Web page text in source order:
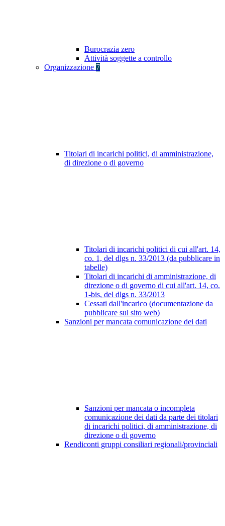
Burocrazia zero
Attività soggette a controllo
Organizzazione 7
Titolari di incarichi politici, di amministrazione,
di direzione o di governo
Titolari di incarichi politici di cui all'art. 14,
co. 1, del dlgs n. 33/2013 (da pubblicare in
tabelle)
Titolari di incarichi di amministrazione, di
direzione o di governo di cui all'art. 14, co.
1-bis, del dlgs n. 33/2013
Cessati dall'incarico (documentazione da
pubblicare sul sito web)
Sanzioni per mancata comunicazione dei dati
Sanzioni per mancata o incompleta
comunicazione dei dati da parte dei titolari
di incarichi politici, di amministrazione, di
direzione o di governo
Rendiconti gruppi consiliari regionali/provinciali